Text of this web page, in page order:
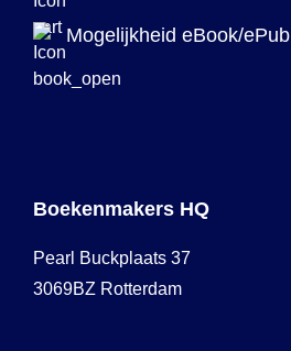
Mogelijkheid eBook/ePub
Boekenmakers HQ
Pearl Buckplaats 37
3069BZ Rotterdam